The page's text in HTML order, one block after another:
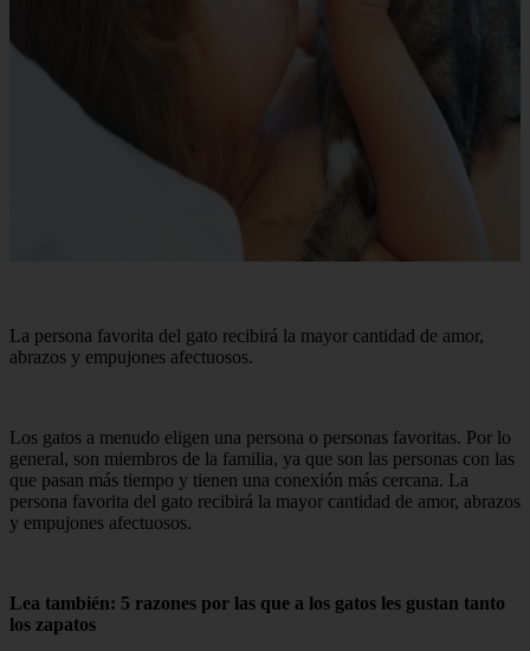
La persona favorita del gato recibirá la mayor cantidad de amor,
abrazos y empujones afectuosos.
Los gatos a menudo eligen una persona o personas favoritas. Por lo
general, son miembros de la familia, ya que son las personas con las
que pasan más tiempo y tienen una conexión más cercana. La
persona favorita del gato recibirá la mayor cantidad de amor, abrazos
y empujones afectuosos.
Lea también: 5 razones por las que a los gatos les gustan tanto
los zapatos